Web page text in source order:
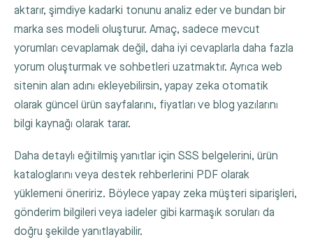
aktarır, şimdiye kadarki tonunu analiz eder ve bundan bir
marka ses modeli oluşturur. Amaç, sadece mevcut
yorumları cevaplamak değil, daha iyi cevaplarla daha fazla
yorum oluşturmak ve sohbetleri uzatmaktır. Ayrıca web
sitenin alan adını ekleyebilirsin, yapay zeka otomatik
olarak güncel ürün sayfalarını, fiyatları ve blog yazılarını
bilgi kaynağı olarak tarar.
Daha detaylı eğitilmiş yanıtlar için SSS belgelerini, ürün
kataloglarını veya destek rehberlerini PDF olarak
yüklemeni öneririz. Böylece yapay zeka müşteri siparişleri,
gönderim bilgileri veya iadeler gibi karmaşık soruları da
doğru şekilde yanıtlayabilir.